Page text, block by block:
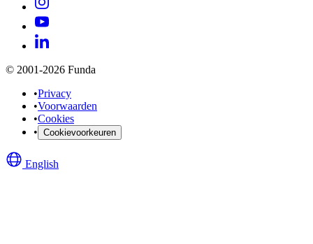
© 2001-2026 Funda
•Privacy
•Voorwaarden
•Cookies
• Cookievoorkeuren
English